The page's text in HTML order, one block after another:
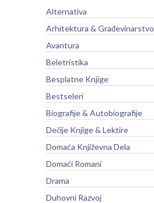
Alternativa
Arhitektura & Građevinarstvo
Avantura
Beletristika
Besplatne Knjige
Bestseleri
Biografije & Autobiografije
Dečije Knjige & Lektire
Domaća Književna Dela
Domaći Romani
Drama
Duhovni Razvoj